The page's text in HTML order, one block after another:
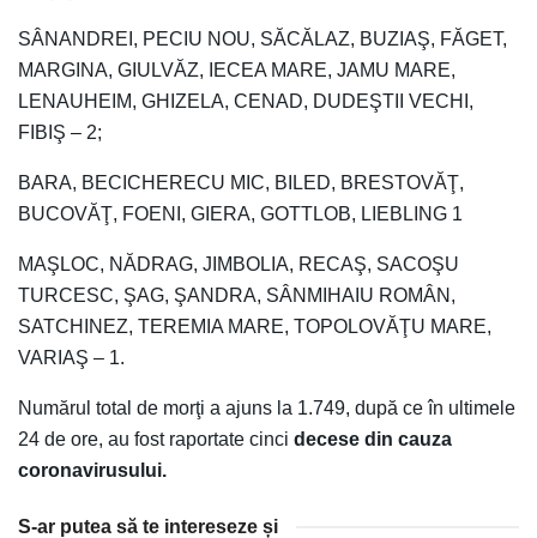
SÂNANDREI, PECIU NOU, SĂCĂLAZ, BUZIAŞ, FĂGET,
MARGINA, GIULVĂZ, IECEA MARE, JAMU MARE,
LENAUHEIM, GHIZELA, CENAD, DUDEŞTII VECHI,
FIBIŞ – 2;
BARA, BECICHERECU MIC, BILED, BRESTOVĂŢ,
BUCOVĂŢ, FOENI, GIERA, GOTTLOB, LIEBLING 1
MAŞLOC, NĂDRAG, JIMBOLIA, RECAŞ, SACOŞU
TURCESC, ŞAG, ŞANDRA, SÂNMIHAIU ROMÂN,
SATCHINEZ, TEREMIA MARE, TOPOLOVĂŢU MARE,
VARIAŞ – 1.
Numărul total de morţi a ajuns la 1.749, după ce în ultimele
24 de ore, au fost raportate cinci decese din cauza
coronavirusului.
S-ar putea să te intereseze și